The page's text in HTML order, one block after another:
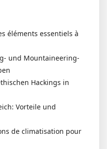
éléments essentiels à
und Mountaineering-
Hackings in
Vorteile und
de climatisation pour